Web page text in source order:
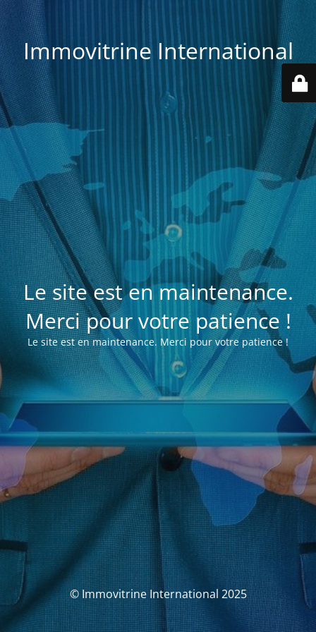
Immovitrine International
Le site est en maintenance.
Merci pour votre patience !
Le site est en maintenance. Merci pour votre patience !
© Immovitrine International 2025